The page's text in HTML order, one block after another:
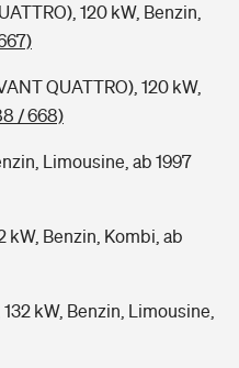
120 kW, Benzin,
QUATTRO), 120 kW,
/ 668)
Limousine, ab 1997
kW, Benzin, Kombi, ab
kW, Benzin, Limousine,